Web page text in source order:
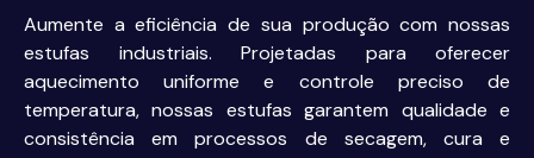
Aumente a eficiência de sua produção com nossas
estufas industriais. Projetadas para oferecer
aquecimento uniforme e controle preciso de
temperatura, nossas estufas garantem qualidade e
consistência em processos de secagem, cura e